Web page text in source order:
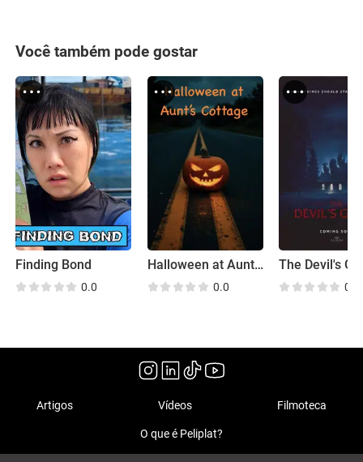
Você também pode gostar
Finding Bond
0.0
Halloween at Aunt's Cottage
0.0
The Devil's
0.0
Artigos Vídeos Filmoteca
O que é Peliplat?